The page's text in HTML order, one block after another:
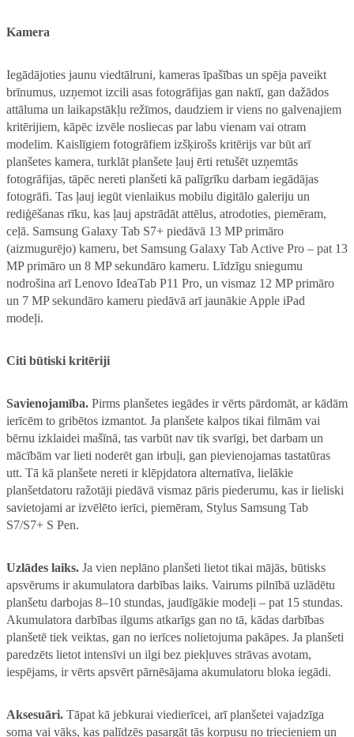
Kamera
Iegādājoties jaunu viedtālruni, kameras īpašības un spēja paveikt
brīnumus, uzņemot izcili asas fotogrāfijas gan naktī, gan dažādos
attāluma un laikapstākļu režīmos, daudziem ir viens no galvenajiem
kritērijiem, kāpēc izvēle nosliecas par labu vienam vai otram
modelim. Kaislīgiem fotogrāfiem izšķirošs kritērijs var būt arī
planšetes kamera, turklāt planšete ļauj ērti retušēt uzņemtās
fotogrāfijas, tāpēc nereti planšeti kā palīgrīku darbam iegādājas
fotogrāfi. Tas ļauj iegūt vienlaikus mobilu digitālo galeriju un
rediģēšanas rīku, kas ļauj apstrādāt attēlus, atrodoties, piemēram,
ceļā. Samsung Galaxy Tab S7+ piedāvā 13 MP primāro
(aizmugurējo) kameru, bet Samsung Galaxy Tab Active Pro – pat 13
MP primāro un 8 MP sekundāro kameru. Līdzīgu sniegumu
nodrošina arī Lenovo IdeaTab P11 Pro, un vismaz 12 MP primāro
un 7 MP sekundāro kameru piedāvā arī jaunākie Apple iPad
modeļi.
Citi būtiski kritēriji
Savienojamība. Pirms planšetes iegādes ir vērts pārdomāt, ar kādām
ierīcēm to gribētos izmantot. Ja planšete kalpos tikai filmām vai
bērnu izklaidei mašīnā, tas varbūt nav tik svarīgi, bet darbam un
mācībām var lieti noderēt gan irbuļi, gan pievienojamas tastatūras
utt. Tā kā planšete nereti ir klēpjdatora alternatīva, lielākie
planšetdatoru ražotāji piedāvā vismaz pāris piederumu, kas ir lieliski
savietojami ar izvēlēto ierīci, piemēram, Stylus Samsung Tab
S7/S7+ S Pen.
Uzlādes laiks. Ja vien neplāno planšeti lietot tikai mājās, būtisks
apsvērums ir akumulatora darbības laiks. Vairums pilnībā uzlādētu
planšetu darbojas 8–10 stundas, jaudīgākie modeļi – pat 15 stundas.
Akumulatora darbības ilgums atkarīgs gan no tā, kādas darbības
planšetē tiek veiktas, gan no ierīces nolietojuma pakāpes. Ja planšeti
paredzēts lietot intensīvi un ilgi bez piekļuves strāvas avotam,
iespējams, ir vērts apsvērt pārnēsājama akumulatoru bloka iegādi.
Aksesuāri. Tāpat kā jebkurai viedierīcei, arī planšetei vajadzīga
soma vai vāks, kas palīdzēs pasargāt tās korpusu no triecieniem un